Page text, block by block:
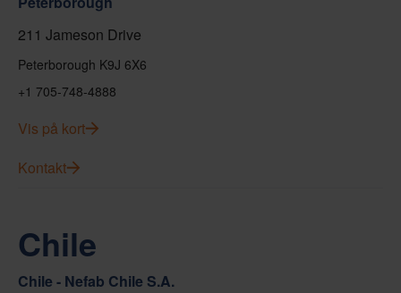
211 Jameson Drive
Peterborough K9J 6X6
+1 705-748-4888
Vis på kort
Kontakt
Chile
Chile - Nefab Chile S.A.